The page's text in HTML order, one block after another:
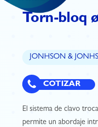
Torn-bloq
JONHSON &
COTIZAR
El sistema de clavo
permite un abordaje